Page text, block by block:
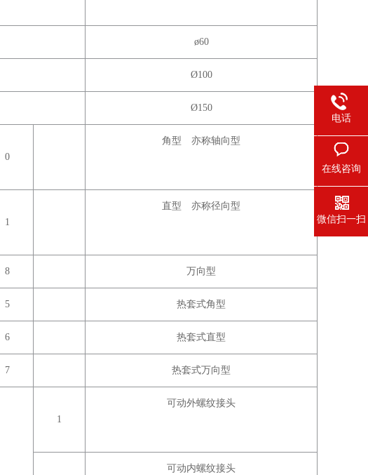
ø60
Ø100
Ø150
0
角型 亦称轴向型
1
直型 亦称径向型
8 万向型
5 热套式角型
6 热套式直型
7 热套式万向型
1
可动外螺纹接头
可动内螺纹接头
电话
在线咨询
微信扫一扫